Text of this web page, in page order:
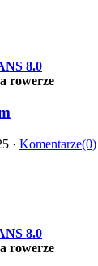
8.0
rowerze
· Komentarze(0)
8.0
rowerze